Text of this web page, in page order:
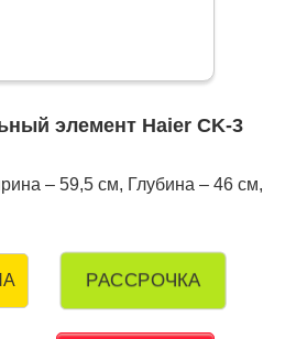
элемент Haier CK-3
– 59,5 см, Глубина – 46 см,
РАССРОЧКА